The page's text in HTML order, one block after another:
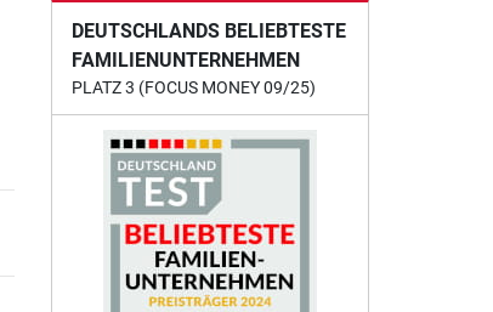
DEUTSCHLANDS BELIEBTESTE
FAMILIENUNTERNEHMEN
PLATZ 3 (FOCUS MONEY 09/25)